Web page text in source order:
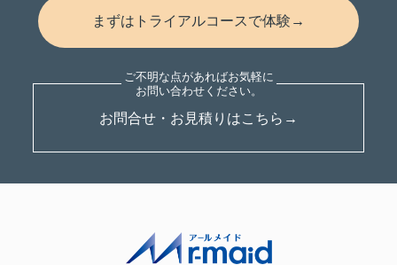
まずはトライアルコースで体験→
お問合せ・お見積りはこちら→